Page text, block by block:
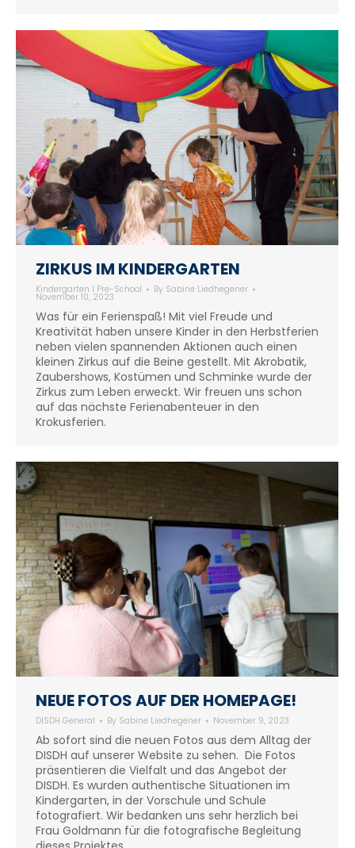
ZIRKUS IM KINDERGARTEN
Kindergarten I Pre-School By Sabine Liedhegener
November 10, 2023
Was für ein Ferienspaß! Mit viel Freude und
Kreativität haben unsere Kinder in den Herbstferien
neben vielen spannenden Aktionen auch einen
kleinen Zirkus auf die Beine gestellt. Mit Akrobatik,
Zaubershows, Kostümen und Schminke wurde der
Zirkus zum Leben erweckt. Wir freuen uns schon
auf das nächste Ferienabenteuer in den
Krokusferien.
NEUE FOTOS AUF DER HOMEPAGE!
DISDH General By Sabine Liedhegener November 9, 2023
Ab sofort sind die neuen Fotos aus dem Alltag der
DISDH auf unserer Website zu sehen. Die Fotos
präsentieren die Vielfalt und das Angebot der
DISDH. Es wurden authentische Situationen im
Kindergarten, in der Vorschule und Schule
fotografiert. Wir bedanken uns sehr herzlich bei
Frau Goldmann für die fotografische Begleitung